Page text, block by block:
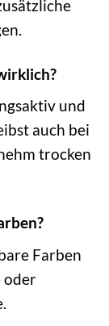
und
auch bei
trocken
Farben
oder